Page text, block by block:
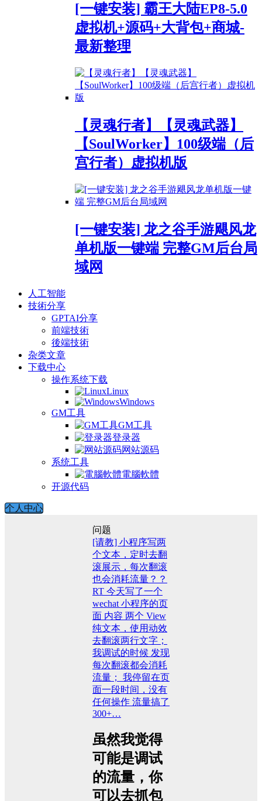
[一键安装] 霸王大陆EP8-5.0
虚拟机+源码+大背包+商城-
最新整理
【灵魂行者】【灵魂武器】
【SoulWorker】100级端（后
宫行者）虚拟机版
[一键安装] 龙之谷手游飓风龙
单机版一键端 完整GM后台局
域网
人工智能
技術分享
GPTAI分享
前端技術
後端技術
杂类文章
下载中心
操作系统下载
Linux
Windows
GM工具
GM工具
登录器
网站源码
系统工具
電腦軟體
开源代码
个人中心
问题
[请教] 小程序写两
个文本，定时去翻
滚展示，每次翻滚
也会消耗流量？？
RT 今天写了一个
wechat 小程序的页
面 内容 两个 View
纯文本，使用动效
去翻滚两行文字；
我调试的时候 发现
每次翻滚都会消耗
流量； 我停留在页
面一段时间，没有
任何操作 流量搞了
300+…
虽然我觉得
可能是调试
的流量，你
可以去抓包